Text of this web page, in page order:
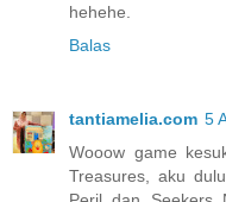
hehehe.
Balas
tantiamelia.com 5
Wooow game
Treasures, aku